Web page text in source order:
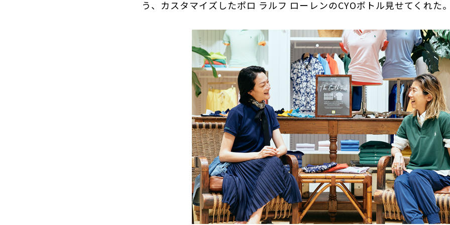
う、カスタマイズしたポロ ラルフ ローレンのCYOボトル見せてくれた